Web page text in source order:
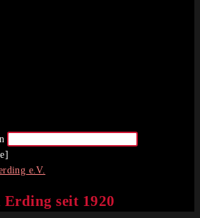
seit 1920